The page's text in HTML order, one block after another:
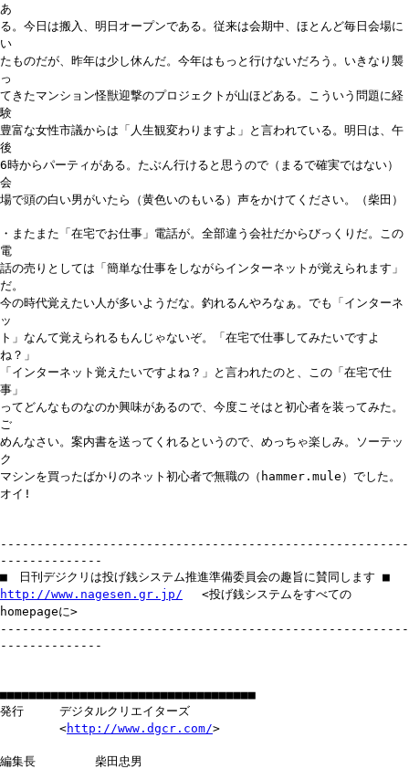
あ
る。今日は搬入、明日オープンである。従来は会期中、ほとんど毎日会場に
い
たものだが、昨年は少し休んだ。今年はもっと行けないだろう。いきなり襲
っ
てきたマンション怪獣迎撃のプロジェクトが山ほどある。こういう問題に経
験
豊富な女性市議からは「人生観変わりますよ」と言われている。明日は、午
後
6時からパーティがある。たぶん行けると思うので（まるで確実ではない）
会
場で頭の白い男がいたら（黄色いのもいる）声をかけてください。（柴田）
・またまた「在宅でお仕事」電話が。全部違う会社だからびっくりだ。この
電
話の売りとしては「簡単な仕事をしながらインターネットが覚えられます」
だ。
今の時代覚えたい人が多いようだな。釣れるんやろなぁ。でも「インターネ
ッ
ト」なんて覚えられるもんじゃないぞ。「在宅で仕事してみたいですよ
ね？」
「インターネット覚えたいですよね？」と言われたのと、この「在宅で仕
事」
ってどんなものなのか興味があるので、今度こそはと初心者を装ってみた。
ご
めんなさい。案内書を送ってくれるというので、めっちゃ楽しみ。ソーテッ
ク
マシンを買ったばかりのネット初心者で無職の（hammer.mule）でした。
オイ!
--------------------------------------------------------
--------------
■ 日刊デジクリは投げ銭システム推進準備委員会の趣旨に賛同します ■
http://www.nagesen.gr.jp/ <投げ銭システムをすべての
homepageに>
--------------------------------------------------------
--------------
■■■■■■■■■■■■■■■■■■■■■■■■■■■■■■■■■■■
発行 デジタルクリエイターズ
<http://www.dgcr.com/>
編集長 柴田忠男